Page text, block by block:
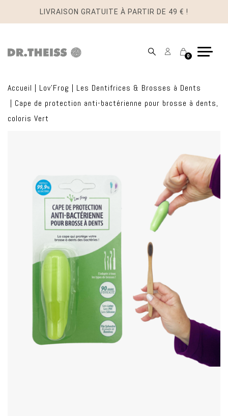
LIVRAISON GRATUITE À PARTIR DE 49 € !
MonPanier
0
Accueil | Lov'Frog | Les Dentifrices & Brosses à Dents
| Cape de protection anti-bactérienne pour brosse à dents,
coloris Vert